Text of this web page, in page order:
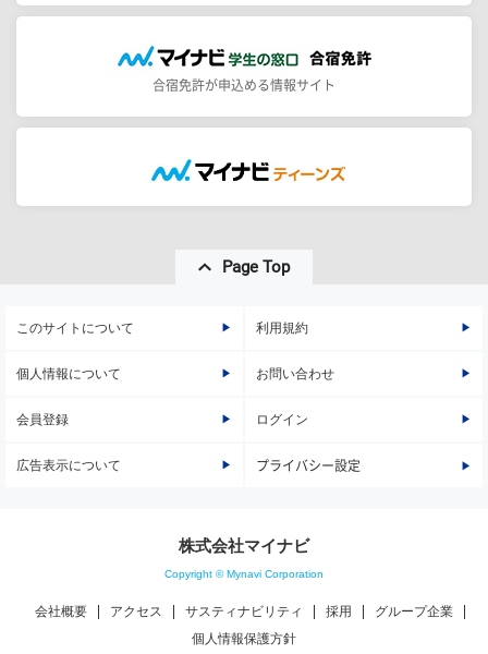
合宿免許が申込める情報サイト
Page Top
このサイトについて 利用規約
個人情報について お問い合わせ
会員登録 ログイン
広告表示について プライバシー設定
株式会社マイナビ
Copyright © Mynavi Corporation
会社概要 アクセス サスティナビリティ 採用
グループ企業
個人情報保護方針